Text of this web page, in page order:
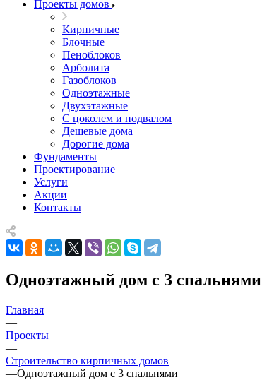
Проекты домов
Кирпичные
Блочные
Пеноблоков
Арболита
Газоблоков
Одноэтажные
Двухэтажные
С цоколем и подвалом
Дешевые дома
Дорогие дома
Фундаменты
Проектирование
Услуги
Акции
Контакты
Одноэтажный дом с 3 спальнями
Главная
—
Проекты
—
Строительство кирпичных домов
—Одноэтажный дом с 3 спальнями